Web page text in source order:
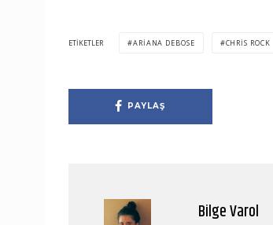
ETIKETLER ARIANA DEBOSE CHRIS ROCK
PAYLAŞ
Bilge Varol